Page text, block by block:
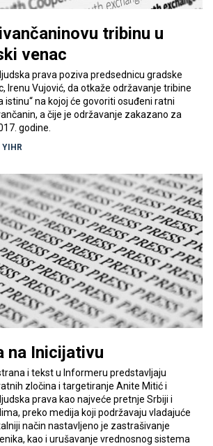
tribinu u
venac
prava poziva predsednicu gradske
Irenu Vujović, da otkaže održavanje tribine
istinu“ na kojoj će govoriti osuđeni ratni
a čije je održavanje zakazano za
godine.
YIHR
na Inicijativu
i tekst u Informeru predstavljaju
zločina i targetiranje Anite Mitić i
prava kao najveće pretnje Srbiji i
preko medija koji podržavaju vladajuće
način nastavljeno je zastrašivanje
kao i urušavanje vrednosnog sistema